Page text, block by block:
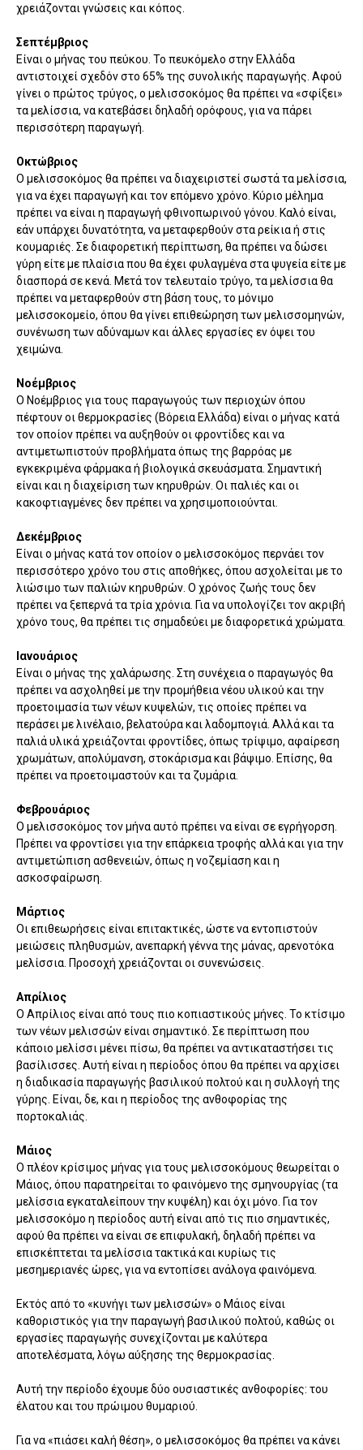
χρειάζονται γνώσεις και κόπος.
Σεπτέμβριος
Είναι ο μήνας του πεύκου. Το πευκόμελο στην Ελλάδα
αντιστοιχεί σχεδόν στο 65% της συνολικής παραγωγής. Αφού
γίνει ο πρώτος τρύγος, ο μελισσοκόμος θα πρέπει να «σφίξει»
τα μελίσσια, να κατεβάσει δηλαδή ορόφους, για να πάρει
περισσότερη παραγωγή.
Οκτώβριος
Ο μελισσοκόμος θα πρέπει να διαχειριστεί σωστά τα μελίσσια,
για να έχει παραγωγή και τον επόμενο χρόνο. Κύριο μέλημα
πρέπει να είναι η παραγωγή φθινοπωρινού γόνου. Καλό είναι,
εάν υπάρχει δυνατότητα, να μεταφερθούν στα ρείκια ή στις
κουμαριές. Σε διαφορετική περίπτωση, θα πρέπει να δώσει
γύρη είτε με πλαίσια που θα έχει φυλαγμένα στα ψυγεία είτε με
διασπορά σε κενά. Μετά τον τελευταίο τρύγο, τα μελίσσια θα
πρέπει να μεταφερθούν στη βάση τους, το μόνιμο
μελισσοκομείο, όπου θα γίνει επιθεώρηση των μελισσομηνών,
συνένωση των αδύναμων και άλλες εργασίες εν όψει του
χειμώνα.
Νοέμβριος
Ο Νοέμβριος για τους παραγωγούς των περιοχών όπου
πέφτουν οι θερμοκρασίες (Βόρεια Ελλάδα) είναι ο μήνας κατά
τον οποίον πρέπει να αυξηθούν οι φροντίδες και να
αντιμετωπιστούν προβλήματα όπως της βαρρόας με
εγκεκριμένα φάρμακα ή βιολογικά σκευάσματα. Σημαντική
είναι και η διαχείριση των κηρυθρών. Οι παλιές και οι
κακοφτιαγμένες δεν πρέπει να χρησιμοποιούνται.
Δεκέμβριος
Είναι ο μήνας κατά τον οποίον ο μελισσοκόμος περνάει τον
περισσότερο χρόνο του στις αποθήκες, όπου ασχολείται με το
λιώσιμο των παλιών κηρυθρών. Ο χρόνος ζωής τους δεν
πρέπει να ξεπερνά τα τρία χρόνια. Για να υπολογίζει τον ακριβή
χρόνο τους, θα πρέπει τις σημαδεύει με διαφορετικά χρώματα.
Ιανουάριος
Είναι ο μήνας της χαλάρωσης. Στη συνέχεια ο παραγωγός θα
πρέπει να ασχοληθεί με την προμήθεια νέου υλικού και την
προετοιμασία των νέων κυψελών, τις οποίες πρέπει να
περάσει με λινέλαιο, βελατούρα και λαδομπογιά. Αλλά και τα
παλιά υλικά χρειάζονται φροντίδες, όπως τρίψιμο, αφαίρεση
χρωμάτων, απολύμανση, στοκάρισμα και βάψιμο. Επίσης, θα
πρέπει να προετοιμαστούν και τα ζυμάρια.
Φεβρουάριος
Ο μελισσοκόμος τον μήνα αυτό πρέπει να είναι σε εγρήγορση.
Πρέπει να φροντίσει για την επάρκεια τροφής αλλά και για την
αντιμετώπιση ασθενειών, όπως η νοζεμίαση και η
ασκοσφαίρωση.
Μάρτιος
Οι επιθεωρήσεις είναι επιτακτικές, ώστε να εντοπιστούν
μειώσεις πληθυσμών, ανεπαρκή γέννα της μάνας, αρενοτόκα
μελίσσια. Προσοχή χρειάζονται οι συνενώσεις.
Απρίλιος
Ο Απρίλιος είναι από τους πιο κοπιαστικούς μήνες. Το κτίσιμο
των νέων μελισσών είναι σημαντικό. Σε περίπτωση που
κάποιο μελίσσι μένει πίσω, θα πρέπει να αντικαταστήσει τις
βασίλισσες. Αυτή είναι η περίοδος όπου θα πρέπει να αρχίσει
η διαδικασία παραγωγής βασιλικού πολτού και η συλλογή της
γύρης. Είναι, δε, και η περίοδος της ανθοφορίας της
πορτοκαλιάς.
Μάιος
O πλέον κρίσιμος μήνας για τους μελισσοκόμους θεωρείται ο
Μάιος, όπου παρατηρείται το φαινόμενο της σμηνουργίας (τα
μελίσσια εγκαταλείπουν την κυψέλη) και όχι μόνο. Για τον
μελισσοκόμο η περίοδος αυτή είναι από τις πιο σημαντικές,
αφού θα πρέπει να είναι σε επιφυλακή, δηλαδή πρέπει να
επισκέπτεται τα μελίσσια τακτικά και κυρίως τις
μεσημεριανές ώρες, για να εντοπίσει ανάλογα φαινόμενα.
Εκτός από το «κυνήγι των μελισσών» ο Μάιος είναι
καθοριστικός για την παραγωγή βασιλικού πολτού, καθώς οι
εργασίες παραγωγής συνεχίζονται με καλύτερα
αποτελέσματα, λόγω αύξησης της θερμοκρασίας.
Αυτή την περίοδο έχουμε δύο ουσιαστικές ανθοφορίες: του
έλατου και του πρώιμου θυμαριού.
Για να «πιάσει καλή θέση», ο μελισσοκόμος θα πρέπει να κάνει